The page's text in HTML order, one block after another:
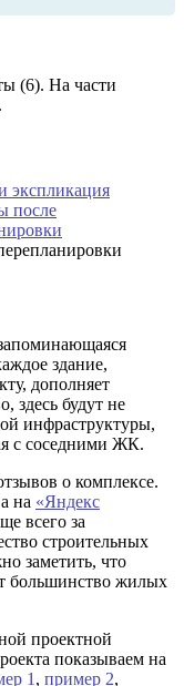
(6). На части
здание,
дополняет
здесь будут не
инфраструктуры,
с соседними ЖК.
о комплексе.
на «Яндекс
всего за
строительных
заметить, что
большинство жилых
проектной
показываем на
1 , пример 2,